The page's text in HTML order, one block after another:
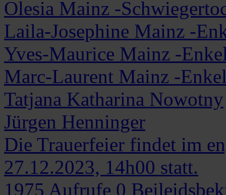
Olesia Mainz -
Laila-Josephine Mainz -
Yves-Maurice Mainz -
Marc-Laurent Mainz -
Tatjana Katharina Nowotny
Jürgen Henninger
Die Trauerfeier findet im
27.12.2023, 14h00 statt.
1975 Aufrufe 0